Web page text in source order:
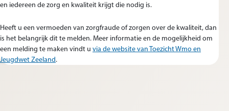
en iedereen de zorg en kwaliteit krijgt die nodig is.
Heeft u een vermoeden van zorgfraude of zorgen over de kwaliteit, dan
is het belangrijk dit te melden. Meer informatie en de mogelijkheid om
een melding te maken vindt u via de website van Toezicht Wmo en
Jeugdwet Zeeland.